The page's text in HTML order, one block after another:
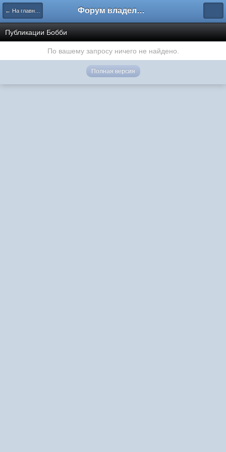
← На главную Форум владельцев интернет-магазинов
Публикации Бобби
По вашему запросу ничего не найдено.
Полная версия